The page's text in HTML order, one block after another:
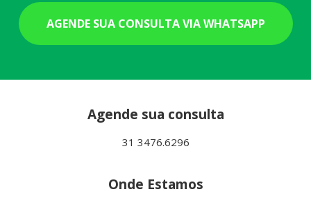
AGENDE SUA CONSULTA VIA WHATSAPP
Agende sua consulta
31 3476.6296
Onde Estamos